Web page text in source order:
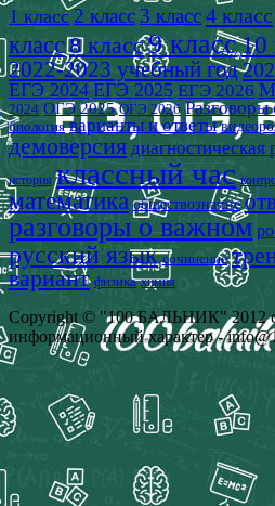
1 класс 2 класс 3 класс4 класс
класс8 класс9 класс10
2022-2023 учебный год
ЕГЭ 2024 ЕГЭ 2025 ЕГЭ 2026
2024 ОГЭ 2025 ОГЭ 2026
биология варианты и ответы
демоверсия диагностическая
история классный час
математика обществознание
разговоры о важном
русский язык сочинение
вариант физика химия
Copyright © "100 БАЛЬНИК" 2012
информационный характер -